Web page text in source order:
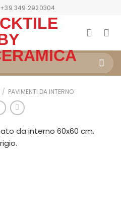
+39 349 2920304
/ PAVIMENTI DA INTERNO